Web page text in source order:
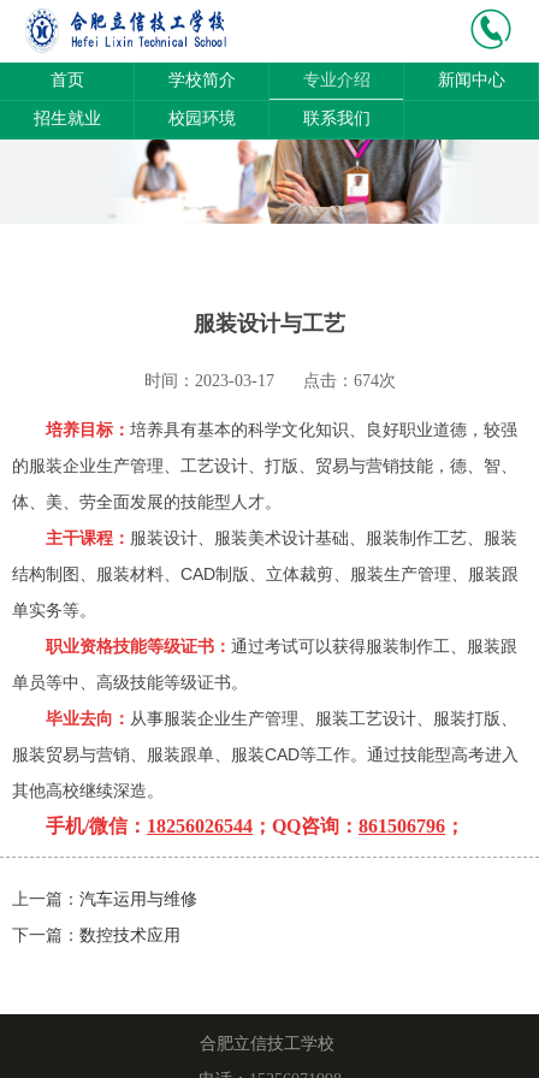
首页 学校简介 专业介绍 新闻中心
招生就业 校园环境 联系我们
服装设计与工艺
时间：2023-03-17 点击：674次
培养目标： 培养具有基本的科学文化知识、良好职业道德，较强
的服装企业生产管理、工艺设计、打版、贸易与营销技能，德、智、
体、美、劳全面发展的技能型人才。
主干课程： 服装设计、服装美术设计基础、服装制作工艺、服装
结构制图、服装材料、CAD制版、立体裁剪、服装生产管理、服装跟
单实务等。
职业资格技能等级证书： 通过考试可以获得服装制作工、服装跟
单员等中、高级技能等级证书。
毕业去向： 从事服装企业生产管理、服装工艺设计、服装打版、
服装贸易与营销、服装跟单、服装CAD等工作。通过技能型高考进入
其他高校继续深造。
手机/微信： 18256026544 ；QQ咨询： 861506796 ；
上一篇： 汽车运用与维修
下一篇： 数控技术应用
合肥立信技工学校